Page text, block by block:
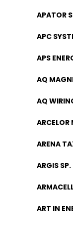
APATOR
APC
APS
AQ
AQ
ARENA
ARGIS
ART IN